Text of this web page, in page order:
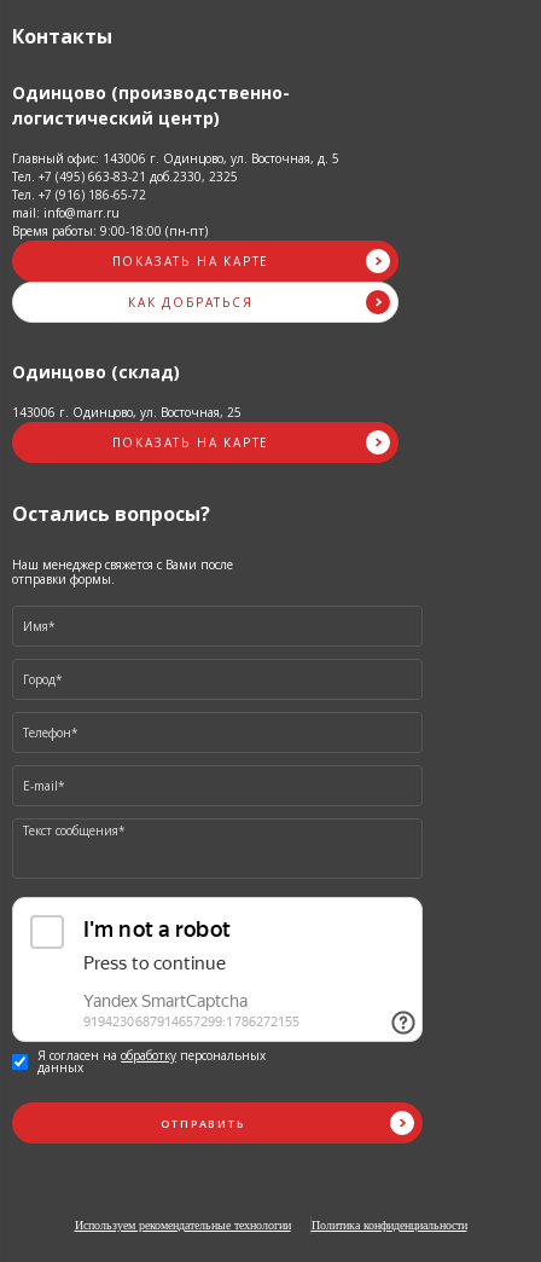
Контакты
Одинцово (производственно-
логистический центр)
Главный офис: 143006 г. Одинцово, ул. Восточная, д. 5
Тел. +7 (495) 663-83-21 доб.2330, 2325
Тел. +7 (916) 186-65-72
mail: info@marr.ru
Время работы: 9:00-18:00 (пн-пт)
ПОКАЗАТЬ НА КАРТЕ
КАК ДОБРАТЬСЯ
Одинцово (склад)
143006 г. Одинцово, ул. Восточная, 25
ПОКАЗАТЬ НА КАРТЕ
Остались вопросы?
Наш менеджер свяжется с Вами после
отправки формы.
Я согласен на обработку персональных
данных
ОТПРАВИТЬ
Используем рекомендательные технологии Политика конфиденциальности